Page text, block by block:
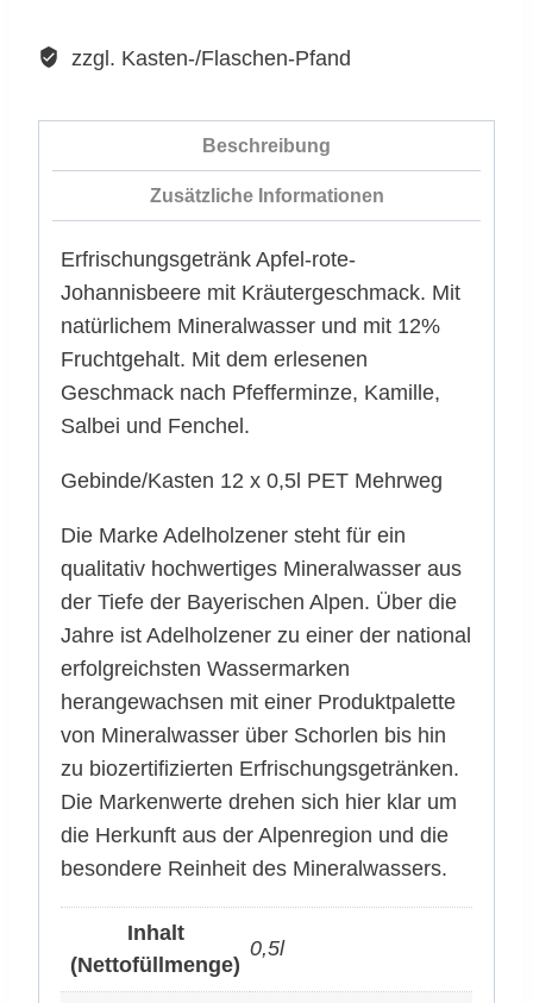
Kräuterzzgl. Kasten-/Flaschen-Pfand
Beschreibung
Zusätzliche Informationen
Erfrischungsgetränk Apfel-rote-
Johannisbeere mit Kräutergeschmack. Mit
natürlichem Mineralwasser und mit 12%
Fruchtgehalt. Mit dem erlesenen
Geschmack nach Pfefferminze, Kamille,
Salbei und Fenchel.
Gebinde/Kasten 12 x 0,5l PET Mehrweg
Die Marke Adelholzener steht für ein
qualitativ hochwertiges Mineralwasser aus
der Tiefe der Bayerischen Alpen. Über die
Jahre ist Adelholzener zu einer der national
erfolgreichsten Wassermarken
herangewachsen mit einer Produktpalette
von Mineralwasser über Schorlen bis hin
zu biozertifizierten Erfrischungsgetränken.
Die Markenwerte drehen sich hier klar um
die Herkunft aus der Alpenregion und die
besondere Reinheit des Mineralwassers.
Inhalt
(Nettofüllmenge)
0,5l